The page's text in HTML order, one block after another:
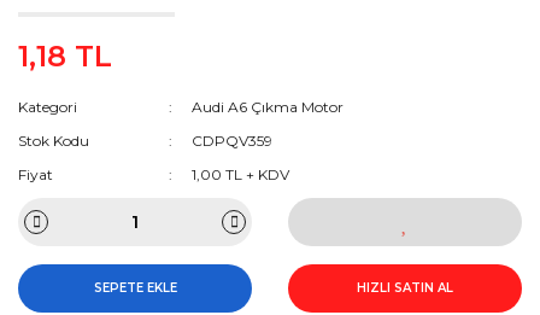
1,18 TL
Kategori
Audi A6 Çıkma Motor
Stok Kodu
CDPQV359
Fiyat
1,00 TL + KDV
SEPETE EKLE HIZLI SATIN AL